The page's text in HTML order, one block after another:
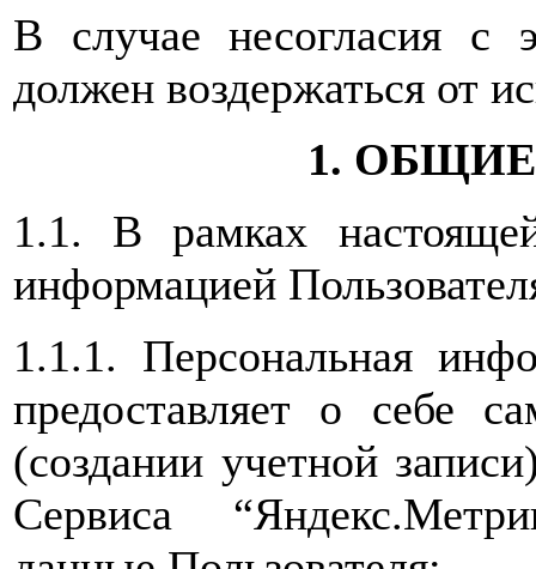
В случае несогласия с
должен воздержаться от
1.
1.1. В рамках
информацией
1.1.1. Персональная
предоставляет о себе
(создании учетной
Сервиса